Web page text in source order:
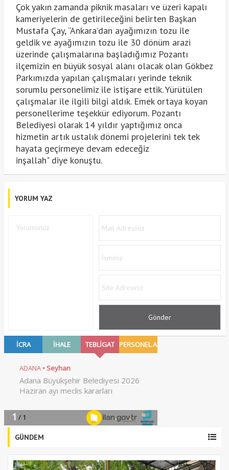
Çok yakın zamanda piknik masaları ve üzeri kapalı
kameriyelerin de getirileceğini belirten Başkan
Mustafa Çay, “Ankara’dan ayağımızın tozu ile
geldik ve ayağımızın tozu ile 30 dönüm arazi
üzerinde çalışmalarına başladığımız Pozantı
ilçemizin en büyük sosyal alanı olacak olan Gökbez
Parkımızda yapılan çalışmaları yerinde teknik
sorumlu personelimiz ile istişare ettik. Yürütülen
çalışmalar ile ilgili bilgi aldık. Emek ortaya koyan
personellerime teşekkür ediyorum. Pozantı
Belediyesi olarak 14 yıldır yaptığımız onca
hizmetin artık ustalık dönemi projelerini tek tek
hayata geçirmeye devam edeceğiz
inşallah" diye konuştu.
YORUM YAZ
GÜNDEM